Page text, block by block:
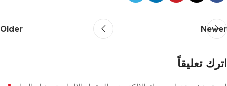
Newer
Older
اترك تعليقاً